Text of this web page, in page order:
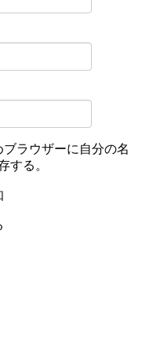
ラウザーに自分の名
する。